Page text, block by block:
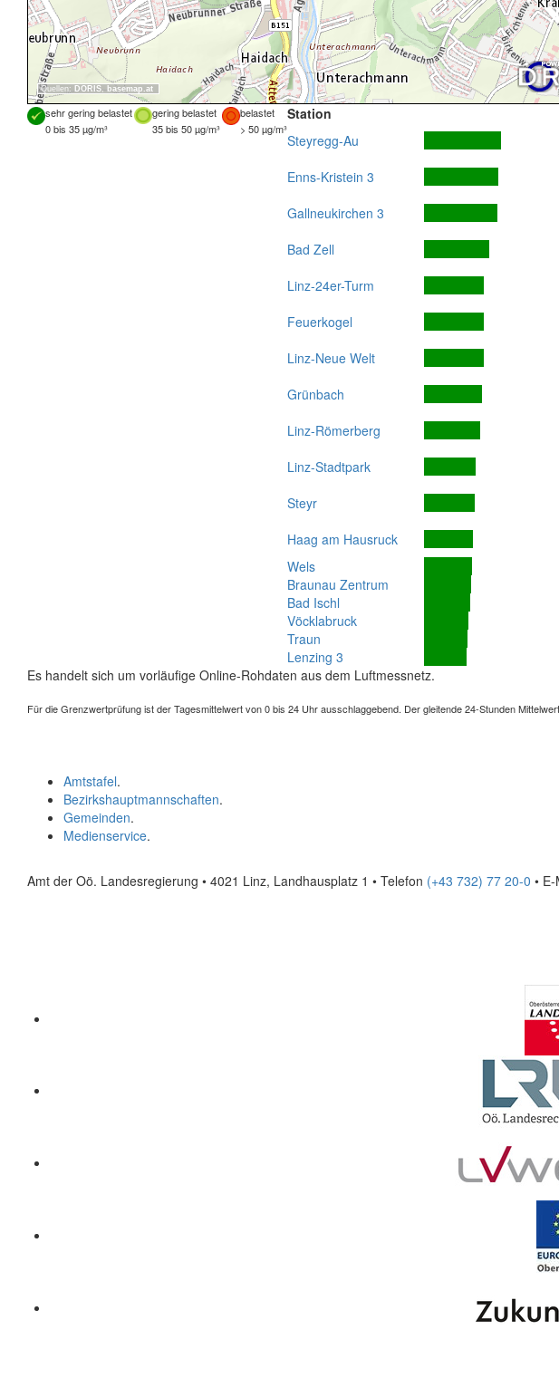
Quellen: DORIS, basemap.at
sehr gering belastet gering belastet
belastet
0 bis 35 µg/m³
35 bis 50 µg/m³ > 50 µg/m³
Station
Steyregg-Au
Enns-Kristein 3
Gallneukirchen 3
Bad Zell
Linz-24er-Turm
Feuerkogel
Linz-Neue Welt
Grünbach
Linz-Römerberg
Linz-Stadtpark
Steyr
Haag am Hausruck
Wels
Braunau Zentrum
Bad Ischl
Vöcklabruck
Traun
Lenzing 3
Es handelt sich um vorläufige Online-Rohdaten aus dem Luftmessnetz.
Für die Grenzwertprüfung ist der Tagesmittelwert von 0 bis 24 Uhr ausschlaggebend. Der gleitende 24-Stunden
Amtstafel.
Bezirkshauptmannschaften.
Gemeinden.
Medienservice.
Amt der Oö. Landesregierung • 4021 Linz, Landhausplatz 1 • Telefon (+43 732) 77 20-0 •